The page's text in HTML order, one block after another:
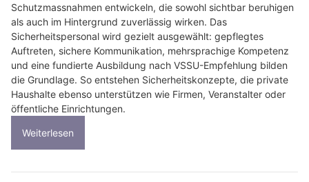
Schutzmassnahmen entwickeln, die sowohl sichtbar beruhigen
als auch im Hintergrund zuverlässig wirken. Das
Sicherheitspersonal wird gezielt ausgewählt: gepflegtes
Auftreten, sichere Kommunikation, mehrsprachige Kompetenz
und eine fundierte Ausbildung nach VSSU-Empfehlung bilden
die Grundlage. So entstehen Sicherheitskonzepte, die private
Haushalte ebenso unterstützen wie Firmen, Veranstalter oder
öffentliche Einrichtungen.
Weiterlesen